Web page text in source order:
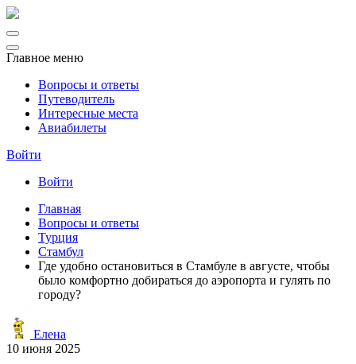
Главное меню
Вопросы и ответы
Путеводитель
Интересные места
Авиабилеты
Войти
Войти
Главная
Вопросы и ответы
Турция
Стамбул
Где удобно остановиться в Стамбуле в августе, чтобы
было комфортно добираться до аэропорта и гулять по
городу?
Елена
10 июня 2025